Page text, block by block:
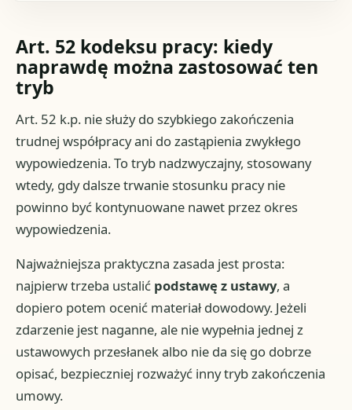
Art. 52 kodeksu pracy: kiedy
naprawdę można zastosować ten
tryb
Art. 52 k.p. nie służy do szybkiego zakończenia
trudnej współpracy ani do zastąpienia zwykłego
wypowiedzenia. To tryb nadzwyczajny, stosowany
wtedy, gdy dalsze trwanie stosunku pracy nie
powinno być kontynuowane nawet przez okres
wypowiedzenia.
Najważniejsza praktyczna zasada jest prosta:
najpierw trzeba ustalić podstawę z ustawy, a
dopiero potem ocenić materiał dowodowy. Jeżeli
zdarzenie jest naganne, ale nie wypełnia jednej z
ustawowych przesłanek albo nie da się go dobrze
opisać, bezpieczniej rozważyć inny tryb zakończenia
umowy.